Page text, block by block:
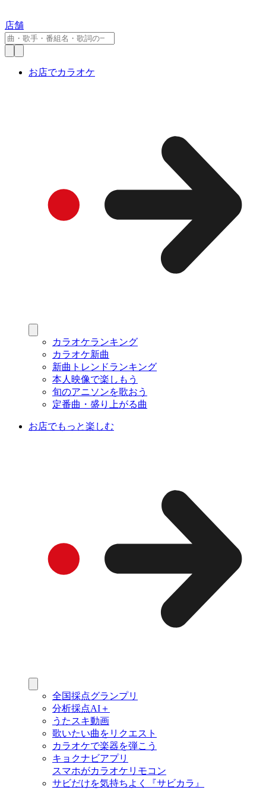
店舗
お店でカラオケ
カラオケランキング
カラオケ新曲
新曲トレンドランキング
本人映像で楽しもう
旬のアニソンを歌おう
定番曲・盛り上がる曲
お店でもっと楽しむ
全国採点グランプリ
分析採点AI＋
うたスキ動画
歌いたい曲をリクエスト
カラオケで楽器を弾こう
キョクナビアプリ
スマホがカラオケリモコン
サビだけを気持ちよく『サビカラ』